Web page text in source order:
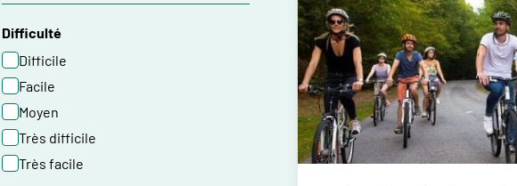
Difficulté
Difficile
Facile
Moyen
Très difficile
Très facile